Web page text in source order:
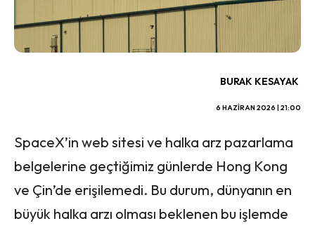
BURAK KESAYAK
6 HAZIRAN 2026 | 21:00
SpaceX’in web sitesi ve halka arz pazarlama
belgelerine geçtiğimiz günlerde Hong Kong
ve Çin’de erişilemedi. Bu durum, dünyanın en
büyük halka arzı olması beklenen bu işlemde